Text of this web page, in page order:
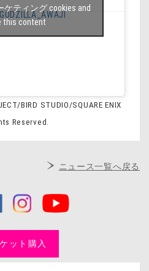
ケティング cookies and
this content
BIRD STUDIO/SQUARE ENIX
Reserved.
ニュース一覧へ戻る
ット購入